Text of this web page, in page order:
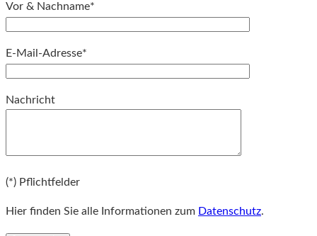
Vor & Nachname*
E-Mail-Adresse*
Nachricht
(*) Pflichtfelder
Hier finden Sie alle Informationen zum Datenschutz.